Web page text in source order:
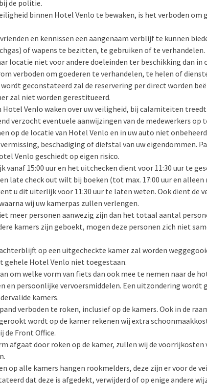
de politie.
binnen Hotel Venlo te bewaken, is het verboden om
en kennissen een aangenaam verblijf te kunnen
of wapens te bezitten, te gebruiken of te verhandelen.
locatie niet voor andere doeleinden ter beschikking dan in
verboden om goederen te verhandelen, te helen of
geconstateerd zal de reservering per direct worden
zal niet worden gerestitueerd.
Hotel Venlo waken over uw veiligheid, bij calamiteiten
verzocht eventuele aanwijzingen van de medewerkers op
op de locatie van Hotel Venlo en in uw auto niet
beschadiging of diefstal van uw eigendommen.
Venlo geschiedt op eigen risico.
vanaf 15:00 uur en het uitchecken dient voor 11:30 uur te
late check out wilt bij boeken (tot max. 17:00 uur en alleen
u dit uiterlijk voor 11:30 uur te laten weten. Ook dient de
wij uw kamerpas zullen verlengen.
meer personen aanwezig zijn dan het totaal aantal
kamers zijn geboekt, mogen deze personen zich niet
op een uitgecheckte kamer zal worden
gehele Hotel Venlo niet toegestaan.
om welke vorm van fiets dan ook mee te nemen naar de
en persoonlijke vervoersmiddelen. Een uitzondering wordt
kamers.
verboden te roken, inclusief op de kamers. Ook in de
wordt op de kamer rekenen wij extra
de Front Office.
afgaat door roken op de kamer, zullen wij de voorrijkosten
op alle kamers hangen rookmelders, deze zijn er voor de
dat deze is afgedekt, verwijderd of op enige andere